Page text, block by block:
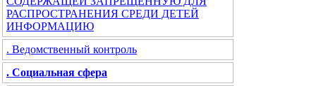
РАСПРОСТРАНЕНИЯ СРЕДИ ДЕТЕЙ
ИНФОРМАЦИЮ
. Ведомственный контроль
. Социальная сфера